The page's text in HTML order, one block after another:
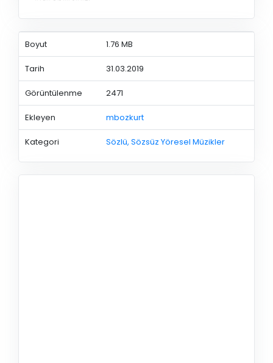
Boyut 1.76 MB
Tarih 31.03.2019
Görüntülenme 2471
Ekleyen mbozkurt
Kategori Sözlü, Sözsüz Yöresel Müzikler